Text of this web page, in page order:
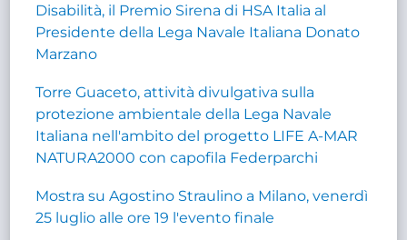
Disabilità, il Premio Sirena di HSA Italia al
Presidente della Lega Navale Italiana Donato
Marzano
Torre Guaceto, attività divulgativa sulla
protezione ambientale della Lega Navale
Italiana nell'ambito del progetto LIFE A-MAR
NATURA2000 con capofila Federparchi
Mostra su Agostino Straulino a Milano, venerdì
25 luglio alle ore 19 l'evento finale